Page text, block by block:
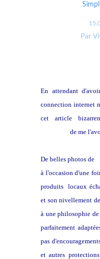
Par
En attendant
connection internet
cet article
de me
De belles photos de
à l'occasion d'une
produits locaux
et son nivellement
à une philosophie de
parfaitement
pas
et autres